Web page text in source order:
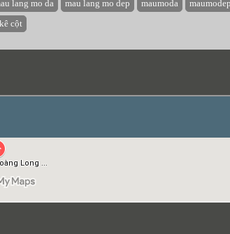
lang mo da mau lang mo dep maumoda maumodep
cột